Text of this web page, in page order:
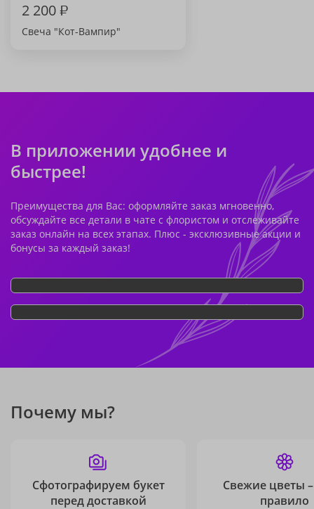
2 200₽
Свеча "Кот-Вампир"
В приложении удобнее и
быстрее!
Преимущества для Вас: оформляйте заказ мгновенно,
обсуждайте все детали в чате с флористом и отслеживайте
заказ онлайн на всех этапах. Плюс - эксклюзивные акции и
бонусы за каждый заказ!
Почему мы?
Сфотографируем букет
перед доставкой
Свежие цветы
правило